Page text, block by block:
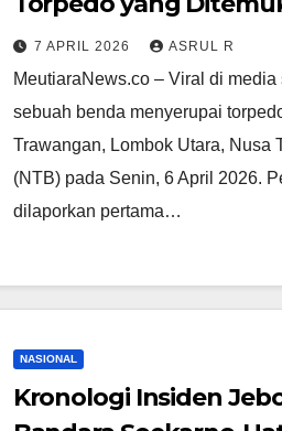
Trawangan Diduga
Teknologi Maritim
7 APRIL 2026 ASRUL R
‎MeutiaraNews.co – Viral di
sebuah benda menyerupai
Trawangan, Lombok Utara, Nusa
(NTB) pada Senin, 6 April 2026.‎‎
dilaporkan pertama…
NASIONAL
Kronologi Insiden